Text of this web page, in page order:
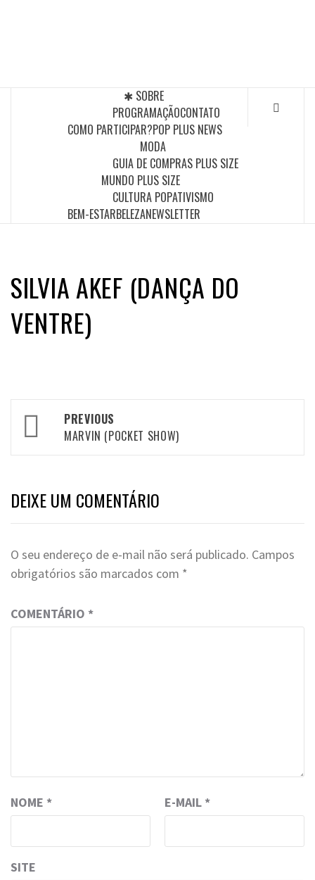
✱ SOBRE
PROGRAMAÇÃOCONTATO
COMO PARTICIPAR?POP PLUS NEWS
MODA
GUIA DE COMPRAS PLUS SIZE
MUNDO PLUS SIZE
CULTURA POPATIVISMO
BEM-ESTARBELEZANEWSLETTER
SILVIA AKEF (DANÇA DO
VENTRE)
Post
navigation
PREVIOUS
MARVIN (POCKET SHOW)
DEIXE UM COMENTÁRIO
O seu endereço de e-mail não será publicado. Campos
obrigatórios são marcados com *
COMENTÁRIO *
NOME * E-MAIL *
SITE